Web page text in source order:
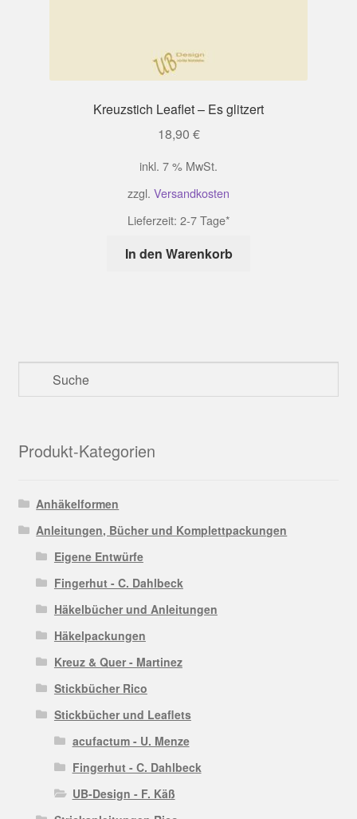
Kreuzstich Leaflet – Es glitzert
18,90 €
inkl. 7 % MwSt.
zzgl. Versandkosten
Lieferzeit: 2-7 Tage*
In den Warenkorb
Produkt-Kategorien
Anhäkelformen
Anleitungen, Bücher und Komplettpackungen
Eigene Entwürfe
Fingerhut - C. Dahlbeck
Häkelbücher und Anleitungen
Häkelpackungen
Kreuz & Quer - Martinez
Stickbücher Rico
Stickbücher und Leaflets
acufactum - U. Menze
Fingerhut - C. Dahlbeck
UB-Design - F. Käß